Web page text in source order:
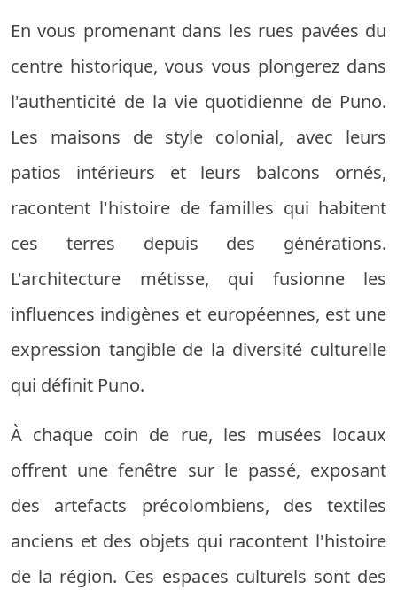
En vous promenant dans les rues pavées du
centre historique, vous vous plongerez dans
l'authenticité de la vie quotidienne de Puno.
Les maisons de style colonial, avec leurs
patios intérieurs et leurs balcons ornés,
racontent l'histoire de familles qui habitent
ces terres depuis des générations.
L'architecture métisse, qui fusionne les
influences indigènes et européennes, est une
expression tangible de la diversité culturelle
qui définit Puno.
À chaque coin de rue, les musées locaux
offrent une fenêtre sur le passé, exposant
des artefacts précolombiens, des textiles
anciens et des objets qui racontent l'histoire
de la région. Ces espaces culturels sont des